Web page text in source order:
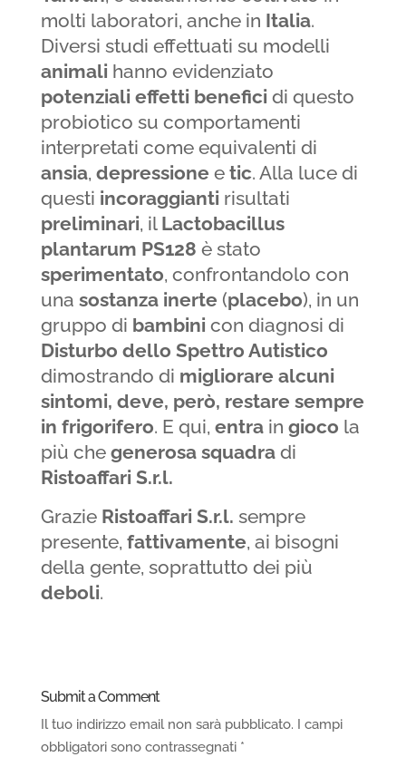
molti laboratori, anche in Italia.
Diversi studi effettuati su modelli
animali hanno evidenziato
potenziali effetti benefici di questo
probiotico su comportamenti
interpretati come equivalenti di
ansia, depressione e tic. Alla luce di
questi incoraggianti risultati
preliminari, il Lactobacillus
plantarum PS128 è stato
sperimentato, confrontandolo con
una sostanza inerte (placebo), in un
gruppo di bambini con diagnosi di
Disturbo dello Spettro Autistico
dimostrando di migliorare alcuni
sintomi, deve, però, restare sempre
in frigorifero. E qui, entrain gioco la
più che generosa squadradi
Ristoaffari S.r.l.
Grazie Ristoaffari S.r.l. sempre
presente, fattivamente, ai bisogni
della gente, soprattutto dei più
deboli.
Submit a Comment
Il tuo indirizzo email non sarà pubblicato. I campi
obbligatori sono contrassegnati *